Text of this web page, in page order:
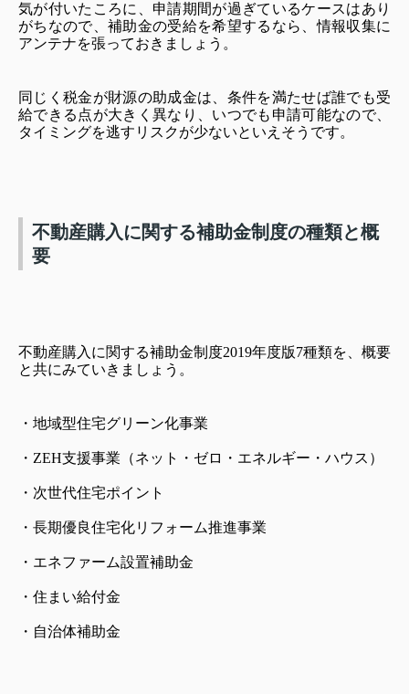
気が付いたころに、申請期間が過ぎているケースはあり
がちなので、補助金の受給を希望するなら、情報収集に
アンテナを張っておきましょう。
同じく税金が財源の助成金は、条件を満たせば誰でも受
給できる点が大きく異なり、いつでも申請可能なので、
タイミングを逃すリスクが少ないといえそうです。
不動産購入に関する補助金制度の種類と概
要
不動産購入に関する補助金制度2019年度版7種類を、概要
と共にみていきましょう。
・地域型住宅グリーン化事業
・ZEH支援事業（ネット・ゼロ・エネルギー・ハウス）
・次世代住宅ポイント
・長期優良住宅化リフォーム推進事業
・エネファーム設置補助金
・住まい給付金
・自治体補助金